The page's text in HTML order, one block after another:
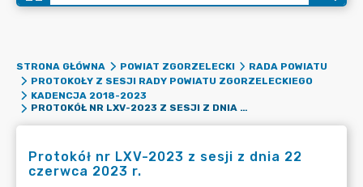
STRONA GŁÓWNA POWIAT ZGORZELECKI
RADA POWIATU
PROTOKOŁY Z SESJI RADY POWIATU ZGORZELECKIEGO
KADENCJA 2018-2023
PROTOKÓŁ NR LXV-2023 Z SESJI Z DNIA 22 CZERWCA 2023 R.
Protokół nr LXV-2023 z sesji z dnia 22
czerwca 2023 r.